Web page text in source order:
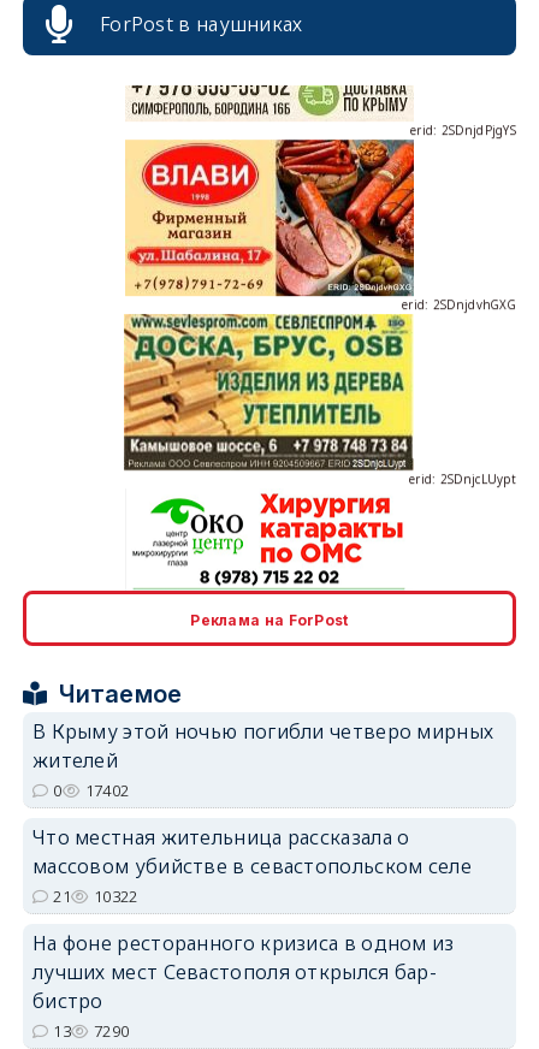
ForPost в наушниках
erid: 2SDnjdvhGXG
erid: 2SDnjcLUypt
erid: 2SDnjdvhGXG
Реклама на ForPost
Читаемое
В Крыму этой ночью погибли четверо мирных
жителей
0 17402
Что местная жительница рассказала о
массовом убийстве в севастопольском селе
21 10322
На фоне ресторанного кризиса в одном из
лучших мест Севастополя открылся бар-
бистро
13 7290